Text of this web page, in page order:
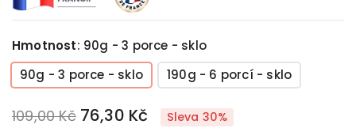
Hmotnost: 90g - 3 porce - sklo
90g - 3 porce - sklo
190g - 6 porcí - sklo
109,00 Kč 76,30 Kč Sleva 30%